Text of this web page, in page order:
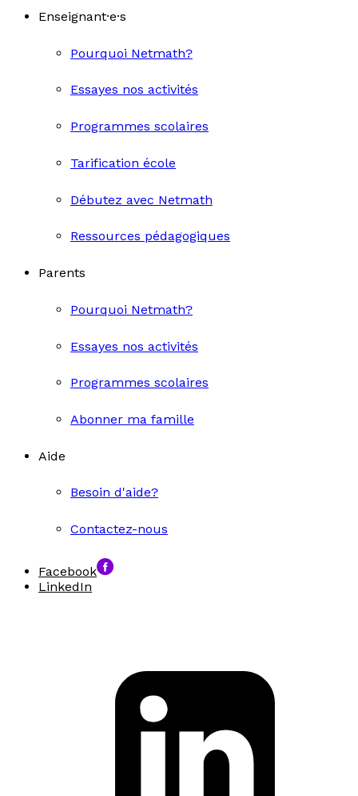
Enseignant·e·s
Pourquoi Netmath?
Essayes nos activités
Programmes scolaires
Tarification école
Débutez avec Netmath
Ressources pédagogiques
Parents
Pourquoi Netmath?
Essayes nos activités
Programmes scolaires
Abonner ma famille
Aide
Besoin d'aide?
Contactez-nous
Facebook
LinkedIn